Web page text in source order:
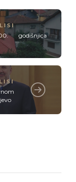
godišnjica